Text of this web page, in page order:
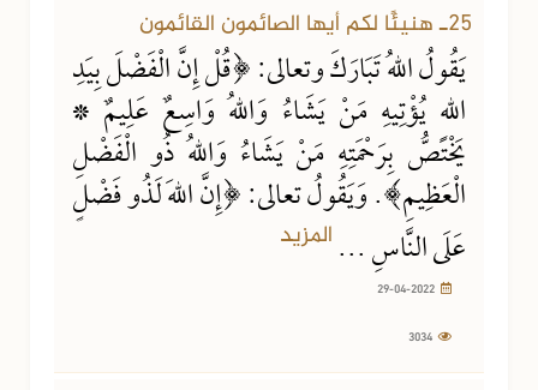
25ـ هنيئًا لكم أيها الصائمون القائمون
يَقُولُ اللهُ تَبَارَكَ وتعالى: ﴿قُلْ إِنَّ الْفَضْلَ بِيَدِ
اللهِ يُؤْتِيهِ مَنْ يَشَاءُ وَاللهُ وَاسِعٌ عَلِيمٌ *
يَخْتَصُّ بِرَحْمَتِهِ مَنْ يَشَاءُ وَاللهُ ذُو الْفَضْلِ
الْعَظِيمِ﴾. وَيَقُولُ تعالى: ﴿إِنَّ اللهَ لَذُو فَضْلٍ
عَلَى النَّاسِ ... المزيد